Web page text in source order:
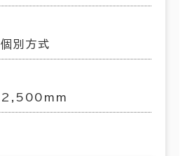
個別方式
2,500mm